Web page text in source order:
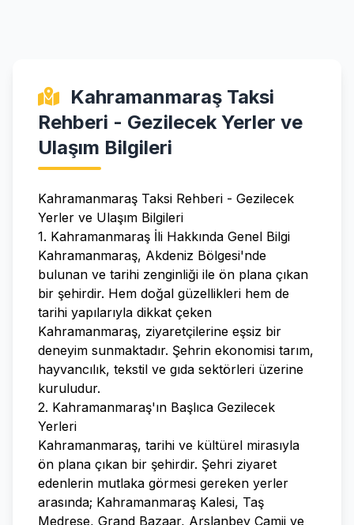
Kahramanmaraş Taksi
Rehberi - Gezilecek Yerler ve
Ulaşım Bilgileri
Kahramanmaraş Taksi Rehberi - Gezilecek
Yerler ve Ulaşım Bilgileri
1. Kahramanmaraş İli Hakkında Genel Bilgi
Kahramanmaraş, Akdeniz Bölgesi'nde
bulunan ve tarihi zenginliği ile ön plana çıkan
bir şehirdir. Hem doğal güzellikleri hem de
tarihi yapılarıyla dikkat çeken
Kahramanmaraş, ziyaretçilerine eşsiz bir
deneyim sunmaktadır. Şehrin ekonomisi tarım,
hayvancılık, tekstil ve gıda sektörleri üzerine
kuruludur.
2. Kahramanmaraş'ın Başlıca Gezilecek
Yerleri
Kahramanmaraş, tarihi ve kültürel mirasıyla
ön plana çıkan bir şehirdir. Şehri ziyaret
edenlerin mutlaka görmesi gereken yerler
arasında; Kahramanmaraş Kalesi, Taş
Medrese, Grand Bazaar, Arslanbey Camii ve